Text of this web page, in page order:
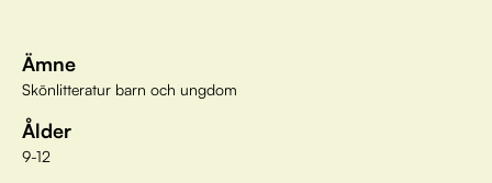
Ämne
Skönlitteratur barn och ungdom
Ålder
9-12